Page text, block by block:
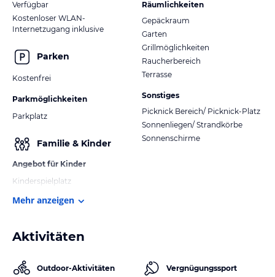
Verfügbar
Kostenloser WLAN-
Internetzugang inklusive
Parken
Kostenfrei
Parkmöglichkeiten
Parkplatz
Familie & Kinder
Angebot für Kinder
Kinderspielplatz
Räumlichkeiten
Gepäckraum
Garten
Grillmöglichkeiten
Raucherbereich
Terrasse
Sonstiges
Picknick Bereich/ Picknick-Platz
Sonnenliegen/ Strandkörbe
Sonnenschirme
Mehr anzeigen
Aktivitäten
Outdoor-Aktivitäten Vergnügungssport